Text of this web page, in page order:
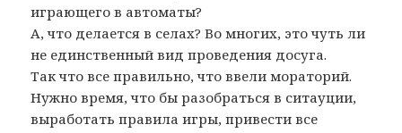
играющего в автоматы?
А, что делается в селах? Во многих, это чуть ли
не единственный вид проведения досуга.
Так что все правильно, что ввели мораторий.
Нужно время, что бы разобраться в ситауции,
выработать правила игры, привести все